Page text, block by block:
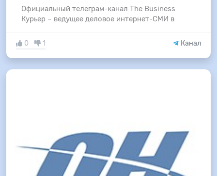
Официальный телеграм-канал The Business
Курьер – ведущее деловое интернет-СМИ в
0 1 Канал